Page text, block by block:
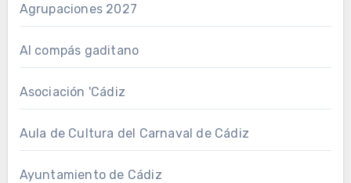
Agrupaciones 2027
Al compás gaditano
Asociación 'Cádiz
Aula de Cultura del Carnaval de Cádiz
Ayuntamiento de Cádiz